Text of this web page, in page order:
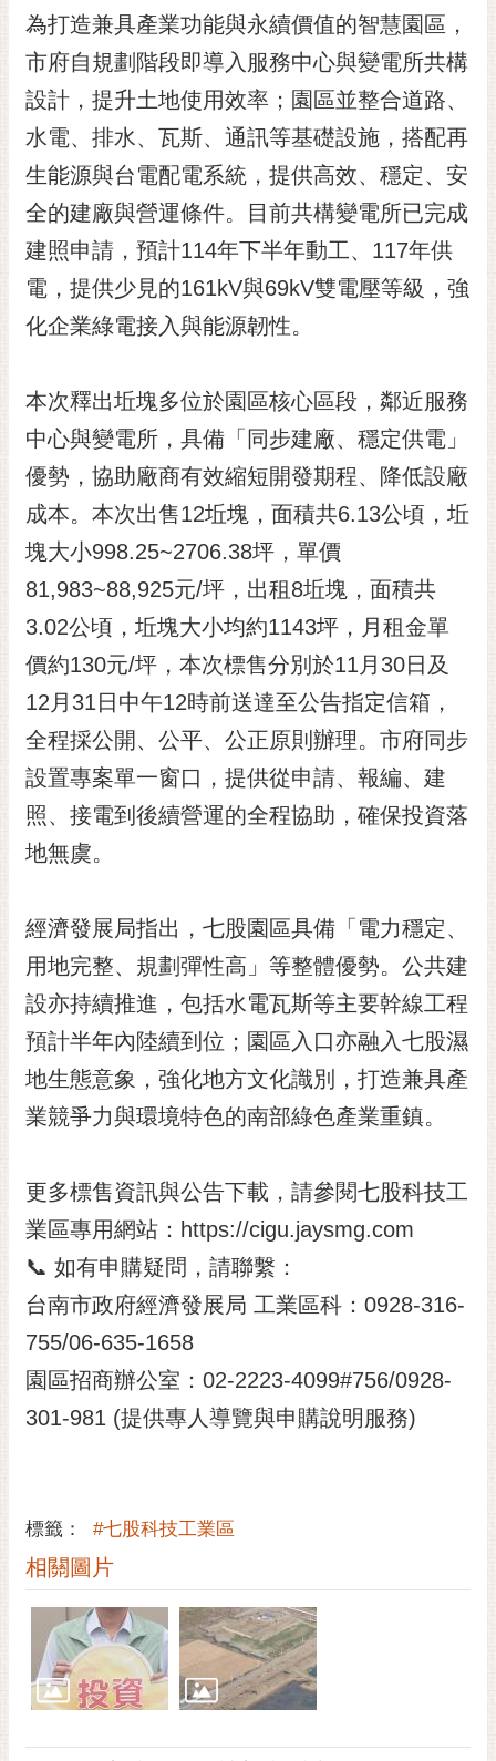
民
信
箱
English
日
本
語
隱
私
權
及
政
策
網
資
料
放
宣
告
市
交
通
置
為打造兼具產業功能與永續價值的智慧園區，
市府自規劃階段即導入服務中心與變電所共構
設計，提升土地使用效率；園區並整合道路、
水電、排水、瓦斯、通訊等基礎設施，搭配再
生能源與台電配電系統，提供高效、穩定、安
全的建廠與營運條件。目前共構變電所已完成
建照申請，預計114年下半年動工、117年供
電，提供少見的161kV與69kV雙電壓等級，強
化企業綠電接入與能源韌性。
本次釋出坵塊多位於園區核心區段，鄰近服務
中心與變電所，具備「同步建廠、穩定供電」
優勢，協助廠商有效縮短開發期程、降低設廠
成本。本次出售12坵塊，面積共6.13公頃，坵
塊大小998.25~2706.38坪，單價
81,983~88,925元/坪，出租8坵塊，面積共
3.02公頃，坵塊大小均約1143坪，月租金單
價約130元/坪，本次標售分別於11月30日及
12月31日中午12時前送達至公告指定信箱，
全程採公開、公平、公正原則辦理。市府同步
設置專案單一窗口，提供從申請、報編、建
照、接電到後續營運的全程協助，確保投資落
地無虞。
經濟發展局指出，七股園區具備「電力穩定、
用地完整、規劃彈性高」等整體優勢。公共建
設亦持續推進，包括水電瓦斯等主要幹線工程
預計半年內陸續到位；園區入口亦融入七股濕
地生態意象，強化地方文化識別，打造兼具產
業競爭力與環境特色的南部綠色產業重鎮。
更多標售資訊與公告下載，請參閱七股科技工
業區專用網站：https://cigu.jaysmg.com
📞 如有申購疑問，請聯繫：
台南市政府經濟發展局 工業區科：0928-316-
755/06-635-1658
園區招商辦公室：02-2223-4099#756/0928-
301-981 (提供專人導覽與申購說明服務)
標籤： #七股科技工業區
相關圖片